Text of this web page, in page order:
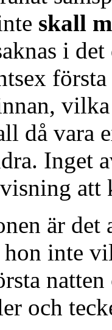
skall
i
då vara
Inget
är det
inte
och